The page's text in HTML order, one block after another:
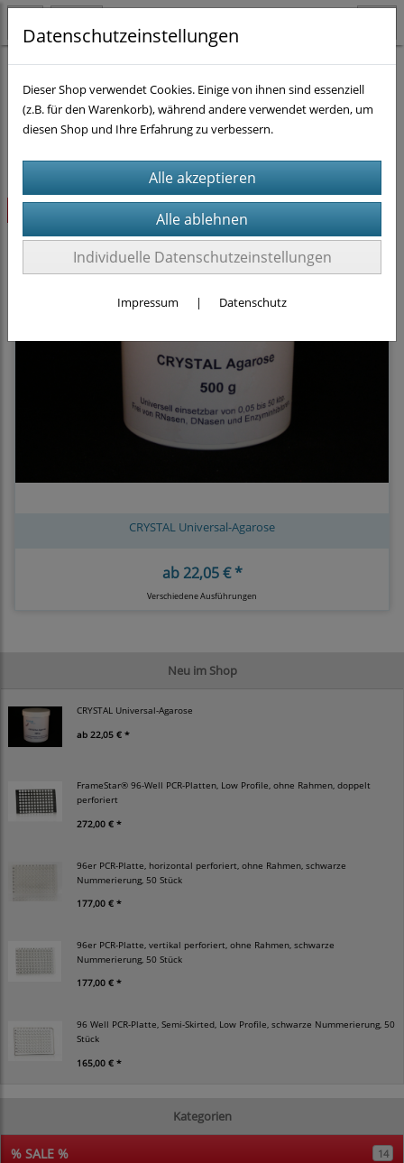
Neu im Shop
CRYSTAL Universal-Agarose
ab 22,05 € *
FrameStar® 96-Well PCR-Platten, Low Profile, ohne Rahmen, doppelt
perforiert
272,00 € *
96er PCR-Platte, horizontal perforiert, ohne Rahmen, schwarze
Nummerierung, 50 Stück
177,00 € *
96er PCR-Platte, vertikal perforiert, ohne Rahmen, schwarze
Nummerierung, 50 Stück
177,00 € *
96 Well PCR-Platte, Semi-Skirted, Low Profile, schwarze Nummerierung, 50
Stück
165,00 € *
Kategorien
% SALE % 14
Sortierung wählen
CRYSTAL Universal-Agarose
ab22,05 € *
Verschiedene Ausführungen
Datenschutzeinstellungen
Dieser Shop verwendet Cookies. Einige von ihnen sind essenziell
(z.B. für den Warenkorb), während andere verwendet werden, um
diesen Shop und Ihre Erfahrung zu verbessern.
Individuelle Datenschutzeinstellungen
Impressum | Datenschutz